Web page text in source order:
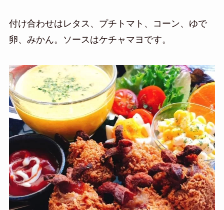
付け合わせはレタス、プチトマト、コーン、ゆで
卵、みかん。ソースはケチャマヨです。